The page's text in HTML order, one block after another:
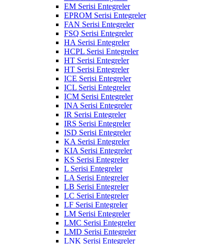
EM Serisi Entegreler
EPROM Serisi Entegreler
FAN Serisi Entegreler
FSQ Serisi Entegreler
HA Serisi Entegreler
HCPL Serisi Entegreler
HT Serisi Entegreler
HT Serisi Entegreler
ICE Serisi Entegreler
ICL Serisi Entegreler
ICM Serisi Entegreler
INA Serisi Entegreler
IR Serisi Entegreler
IRS Serisi Entegreler
ISD Serisi Entegreler
KA Serisi Entegreler
KIA Serisi Entegreler
KS Serisi Entegreler
L Serisi Entegreler
LA Serisi Entegreler
LB Serisi Entegreler
LC Serisi Entegreler
LF Serisi Entegreler
LM Serisi Entegreler
LMC Serisi Entegreler
LMD Serisi Entegreler
LNK Serisi Entegreler